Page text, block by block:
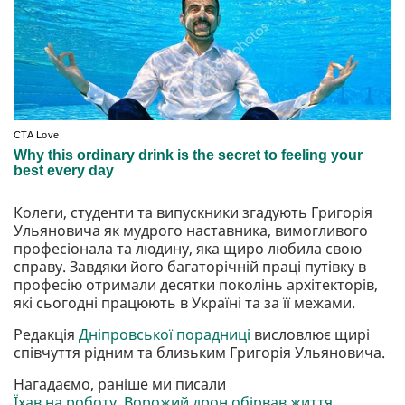
Колеги, студенти та випускники згадують Григорія
Ульяновича як мудрого наставника, вимогливого
професіонала та людину, яка щиро любила свою
справу. Завдяки його багаторічній праці путівку в
професію отримали десятки поколінь архітекторів,
які сьогодні працюють в Україні та за її межами.
Редакція Дніпровської порадниці висловлює щирі
співчуття рідним та близьким Григорія Ульяновича.
Нагадаємо, раніше ми писали